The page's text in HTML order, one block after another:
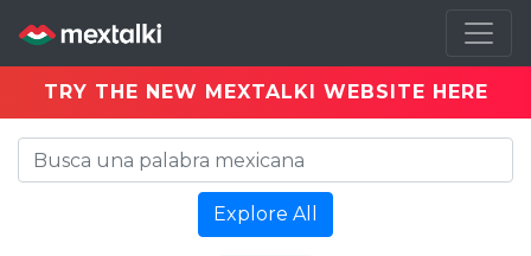
TRY THE NEW MEXTALKI WEBSITE HERE
Explore All